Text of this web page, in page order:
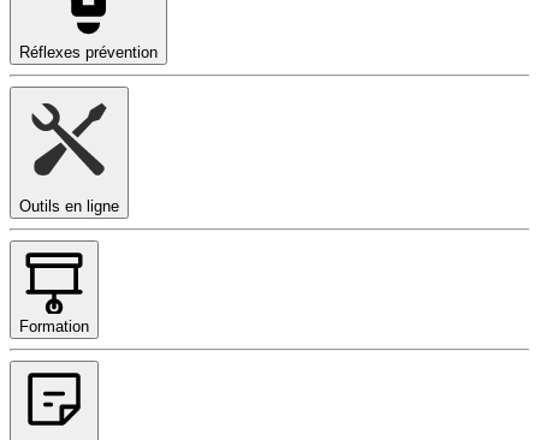
Réflexes prévention
Outils en ligne
Formation